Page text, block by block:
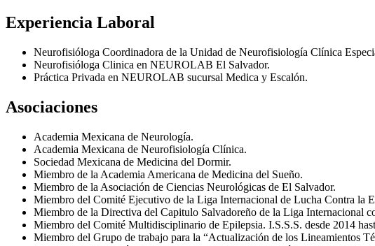
Experiencia Laboral
Neurofisióloga Coordinadora de la Unidad de Neurofisiología Clínica
Neurofisióloga Clinica en NEUROLAB El Salvador.
Práctica Privada en NEUROLAB sucursal Medica y Escalón.
Asociaciones
Academia Mexicana de Neurología.
Academia Mexicana de Neurofisiología Clínica.
Sociedad Mexicana de Medicina del Dormir.
Miembro de la Academia Americana de Medicina del Sueño.
Miembro de la Asociación de Ciencias Neurológicas de El Salvador.
Miembro del Comité Ejecutivo de la Liga Internacional de Lucha Contra la
Miembro de la Directiva del Capitulo Salvadoreño de la Liga Internacional
Miembro del Comité Multidisciplinario de Epilepsia. I.S.S.S. desde 2014
Miembro del Grupo de trabajo para la “Actualización de los Lineamientos